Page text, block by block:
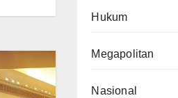
Hukum
Megapolitan
Nasional